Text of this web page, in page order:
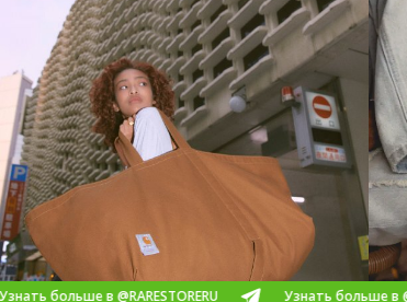
в @RARESTORERU Узнать больше в